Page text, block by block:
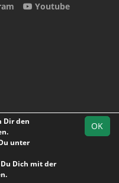
Spielplan
Youtube
OK
Dir den
unter
Dich mit der